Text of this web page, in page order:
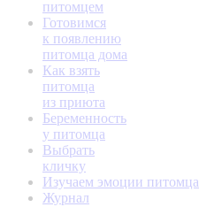
питомцем
Готовимся
к появлению
питомца дома
Как взять
питомца
из приюта
Беременность
у питомца
Выбрать
кличку
Изучаем эмоции питомца
Журнал